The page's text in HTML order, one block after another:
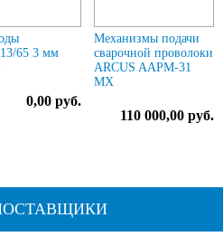
65 3 мм
0,00 руб.
Механизмы подачи
сварочной проволоки
ARCUS AAPM-31
MX
110 000,00 руб.